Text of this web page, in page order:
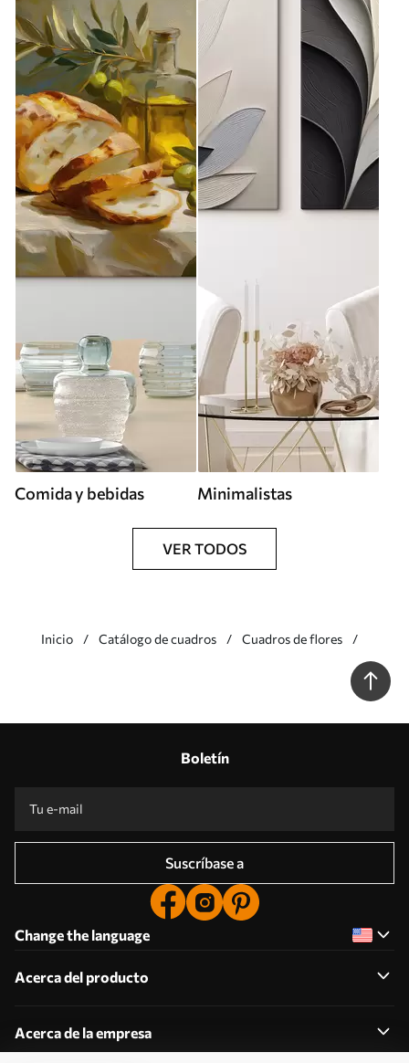
Comida y bebidas Minimalistas
VER TODOS
Inicio Catálogo de cuadros Cuadros de flores
Boletín
Suscríbase a
Change the language
Acerca del producto
Acerca de la empresa